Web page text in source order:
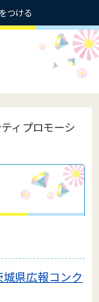
つける
ィプロモーシ
県広報コンク